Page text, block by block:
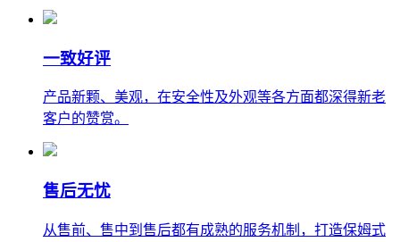
一致好评
产品新颗、美观，在安全性及外观等各方面都深得新老
客户的赞赏。
售后无忧
从售前、售中到售后都有成熟的服务机制，打造保姆式